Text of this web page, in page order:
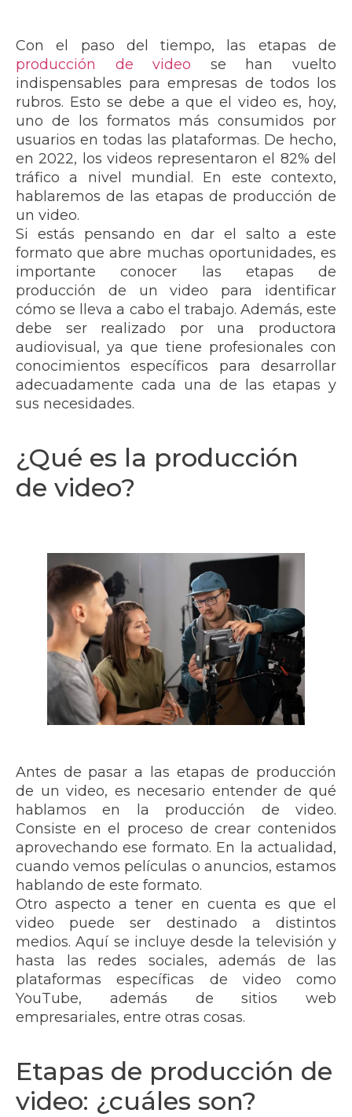
Con el paso del tiempo, las etapas de
producción de video se han vuelto
indispensables para empresas de todos los
rubros. Esto se debe a que el video es, hoy,
uno de los formatos más consumidos por
usuarios en todas las plataformas. De hecho,
en 2022, los videos representaron el 82% del
tráfico a nivel mundial. En este contexto,
hablaremos de las etapas de producción de
un video.
Si estás pensando en dar el salto a este
formato que abre muchas oportunidades, es
importante conocer las etapas de
producción de un video para identificar
cómo se lleva a cabo el trabajo. Además, este
debe ser realizado por una productora
audiovisual, ya que tiene profesionales con
conocimientos específicos para desarrollar
adecuadamente cada una de las etapas y
sus necesidades.
¿Qué es la producción
de video?
Antes de pasar a las etapas de producción
de un video, es necesario entender de qué
hablamos en la producción de video.
Consiste en el proceso de crear contenidos
aprovechando ese formato. En la actualidad,
cuando vemos películas o anuncios, estamos
hablando de este formato.
Otro aspecto a tener en cuenta es que el
video puede ser destinado a distintos
medios. Aquí se incluye desde la televisión y
hasta las redes sociales, además de las
plataformas específicas de video como
YouTube, además de sitios web
empresariales, entre otras cosas.
Etapas de producción de
video: ¿cuáles son?